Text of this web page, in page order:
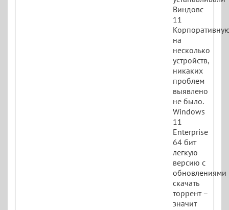
Виндовс
11
на
несколько
устройств,
никаких
проблем
выявлено
не было.
Windows
11
Enterprise
64 бит
легкую
версию с
обновлениями
скачать
торрент –
значит